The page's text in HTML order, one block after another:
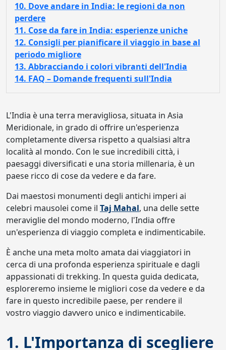
10. Dove andare in India: le regioni da non
perdere
11. Cose da fare in India: esperienze uniche
12. Consigli per pianificare il viaggio in base al
periodo migliore
13. Abbracciando i colori vibranti dell'India
14. FAQ – Domande frequenti sull'India
L'India è una terra meravigliosa, situata in Asia
Meridionale, in grado di offrire un'esperienza
completamente diversa rispetto a qualsiasi altra
località al mondo. Con le sue incredibili città, i
paesaggi diversificati e una storia millenaria, è un
paese ricco di cose da vedere e da fare.
Dai maestosi monumenti degli antichi imperi ai
celebri mausolei come il Taj Mahal, una delle sette
meraviglie del mondo moderno, l'India offre
un'esperienza di viaggio completa e indimenticabile.
È anche una meta molto amata dai viaggiatori in
cerca di una profonda esperienza spirituale e dagli
appassionati di trekking. In questa guida dedicata,
esploreremo insieme le migliori cose da vedere e da
fare in questo incredibile paese, per rendere il
vostro viaggio davvero unico e indimenticabile.
1. L'Importanza di scegliere